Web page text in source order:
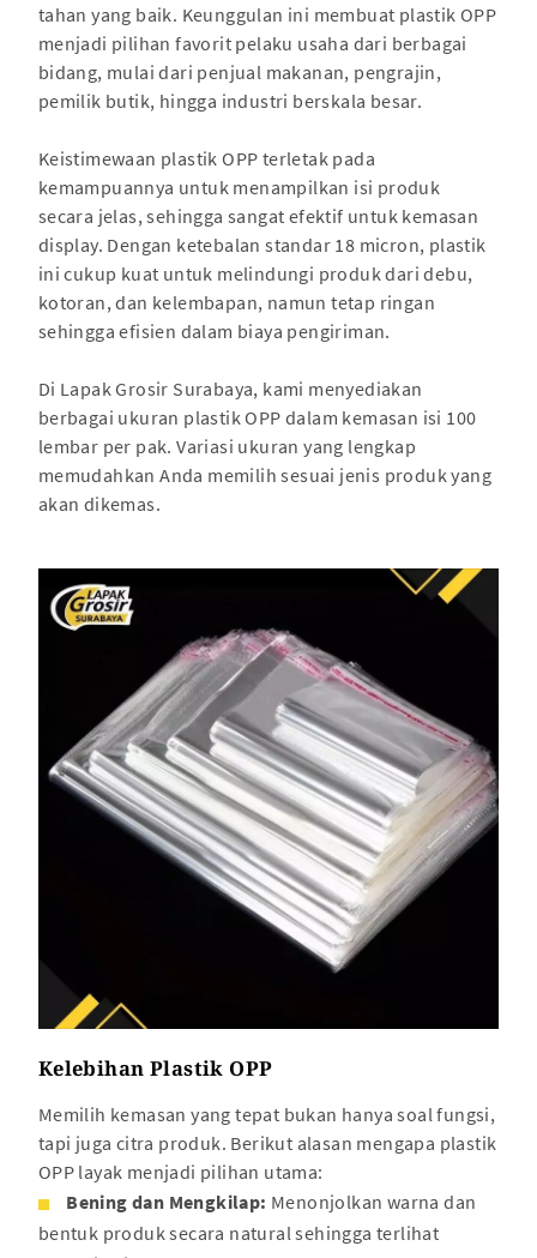
tahan yang baik. Keunggulan ini membuat plastik OPP
menjadi pilihan favorit pelaku usaha dari berbagai
bidang, mulai dari penjual makanan, pengrajin,
pemilik butik, hingga industri berskala besar.
Keistimewaan plastik OPP terletak pada
kemampuannya untuk menampilkan isi produk
secara jelas, sehingga sangat efektif untuk kemasan
display. Dengan ketebalan standar 18 micron, plastik
ini cukup kuat untuk melindungi produk dari debu,
kotoran, dan kelembapan, namun tetap ringan
sehingga efisien dalam biaya pengiriman.
Di Lapak Grosir Surabaya, kami menyediakan
berbagai ukuran plastik OPP dalam kemasan isi 100
lembar per pak. Variasi ukuran yang lengkap
memudahkan Anda memilih sesuai jenis produk yang
akan dikemas.
Kelebihan Plastik OPP
Memilih kemasan yang tepat bukan hanya soal fungsi,
tapi juga citra produk. Berikut alasan mengapa plastik
OPP layak menjadi pilihan utama:
Bening dan Mengkilap: Menonjolkan warna dan
bentuk produk secara natural sehingga terlihat